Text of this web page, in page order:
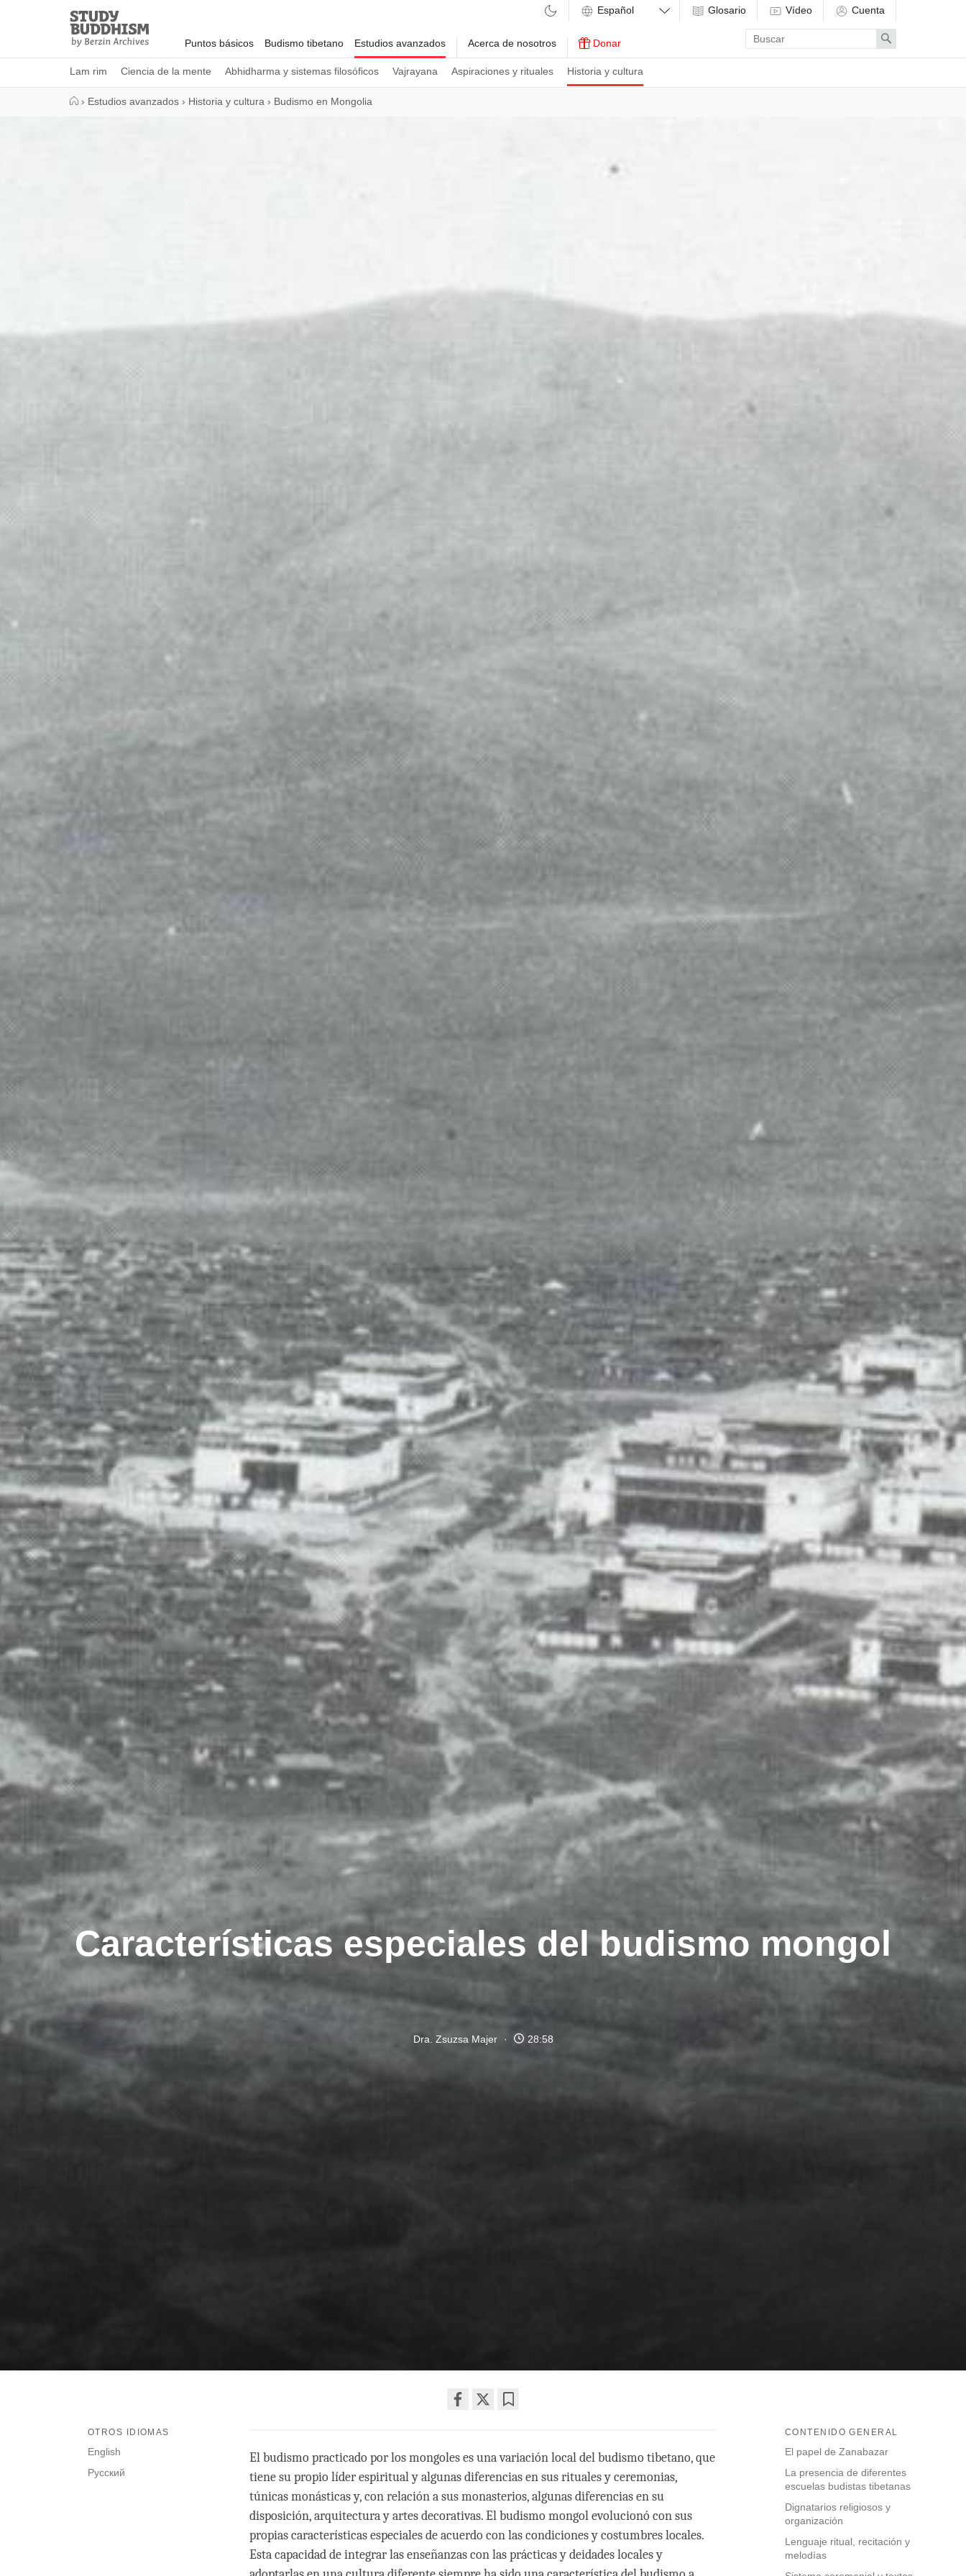
Study
Buddhism
Home
Puntos básicos Budismo tibetano Estudios avanzados
Lam rim Ciencia de la mente Abhidharma y sistemas filosóficos Vajrayana Aspiraciones y rituales Historia y cultura
Acerca de nosotros Donar
Glosario Vídeo Cuenta
Enter
search
term
Search
› Estudios avanzados › Historia y cultura › Budismo en Mongolia
Características especiales del budismo mongol
Dra. Zsuzsa Majer 28:58
facebook
CONTENIDO GENERAL
El papel de Zanabazar
La presencia de diferentes
escuelas budistas tibetanas
Dignatarios religiosos y
organización
Lenguaje ritual, recitación y
melodías
OTROS IDIOMAS
English
Русский
El budismo practicado por los mongoles es una variación local del budismo tibetano, que
tiene su propio líder espiritual y algunas diferencias en sus rituales y ceremonias,
túnicas monásticas y, con relación a sus monasterios, algunas diferencias en su
disposición, arquitectura y artes decorativas. El budismo mongol evolucionó con sus
propias características especiales de acuerdo con las condiciones y costumbres locales.
Esta capacidad de integrar las enseñanzas con las prácticas y deidades locales y